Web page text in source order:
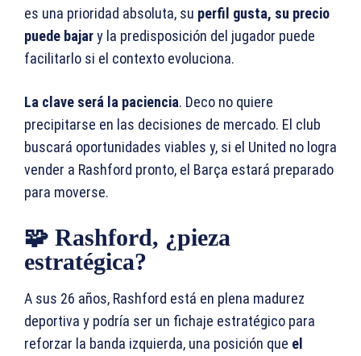
es una prioridad absoluta, su perfil gusta, su precio
puede bajary la predisposición del jugador puede
facilitarlo si el contexto evoluciona.
La clave será la paciencia. Deco no quiere
precipitarse en las decisiones de mercado. El club
buscará oportunidades viables y, si el United no logra
vender a Rashford pronto, el Barça estará preparado
para moverse.
🧩 Rashford, ¿pieza
estratégica?
A sus 26 años, Rashford está en plena madurez
deportiva y podría ser un fichaje estratégico para
reforzar la banda izquierda, una posición que el